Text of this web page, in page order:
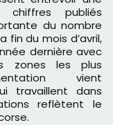
chiffres publiés
du nombre
fin du mois d’avril,
dernière avec
zones les plus
vient
travaillent dans
reflètent le